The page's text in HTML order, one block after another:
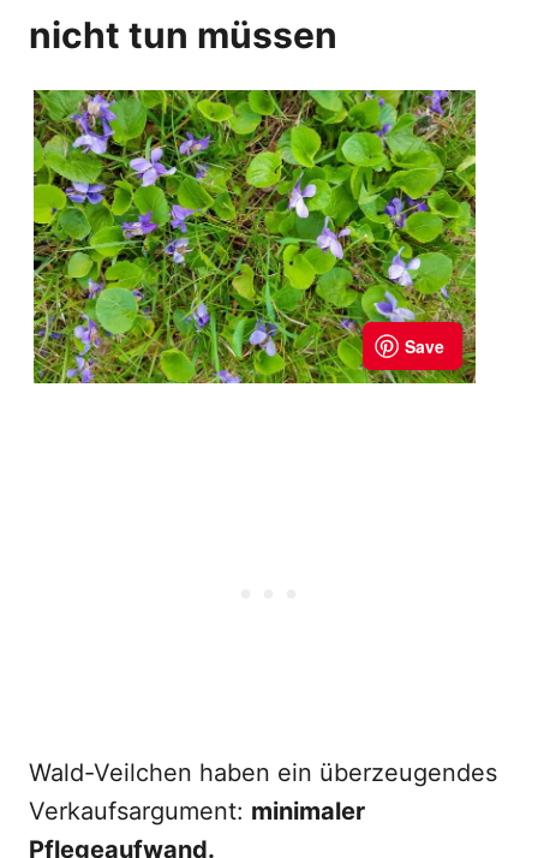
nicht tun müssen
Wald-Veilchen haben ein überzeugendes
Verkaufsargument: minimaler
Pflegeaufwand.